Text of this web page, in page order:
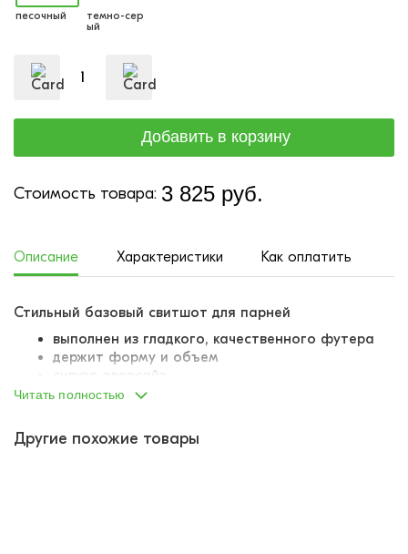
песочный
темно-сер
ый
Стоимость товара: 3 825 руб.
Описание Характеристики Как оплатить
Стильный базовый свитшот для парней
выполнен из гладкого, качественного футера
держит форму и объем
силуэт оверсайз
слегка опущенная линия плеча
резинка плотная, не растягивается, легко
Читать полностью
Другие похожие товары